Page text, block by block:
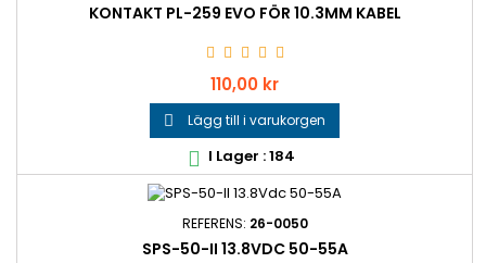
KONTAKT PL-259 EVO FÖR 10.3MM KABEL
Pris
110,00 kr
 Lägg till i varukorgen
 I Lager : 184
REFERENS: 26-0050
SPS-50-II 13.8VDC 50-55A